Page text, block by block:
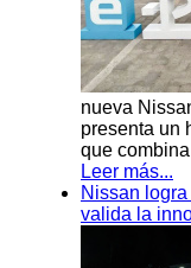
nueva
presenta un
que
Leer más...
Nissan
valida la